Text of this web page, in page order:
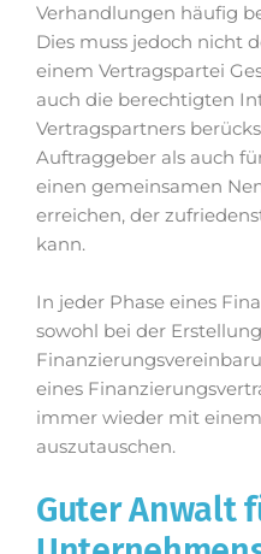
Verhandlungen häufig
Dies muss jedoch nicht
einem Vertragspartei
auch die berechtigten
Vertragspartners
Auftraggeber als auch
einen gemeinsamen
erreichen, der
kann.
In jeder Phase eines
sowohl bei der
eines
immer wieder mit
auszutauschen.
Guter Anwalt